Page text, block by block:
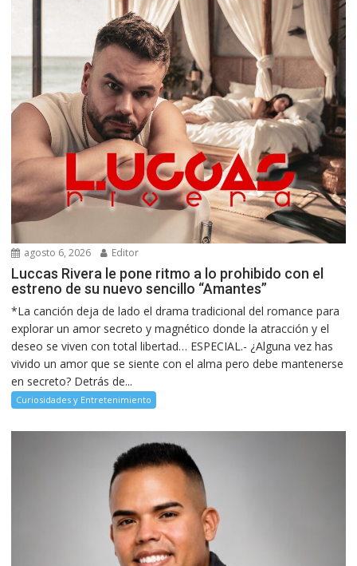
agosto 6, 2026 Editor
Luccas Rivera le pone ritmo a lo prohibido con el
estreno de su nuevo sencillo “Amantes”
*La canción deja de lado el drama tradicional del romance para
explorar un amor secreto y magnético donde la atracción y el
deseo se viven con total libertad… ESPECIAL.- ¿Alguna vez has
vivido un amor que se siente con el alma pero debe mantenerse
en secreto? Detrás de...
Curiosidades y Entretenimiento